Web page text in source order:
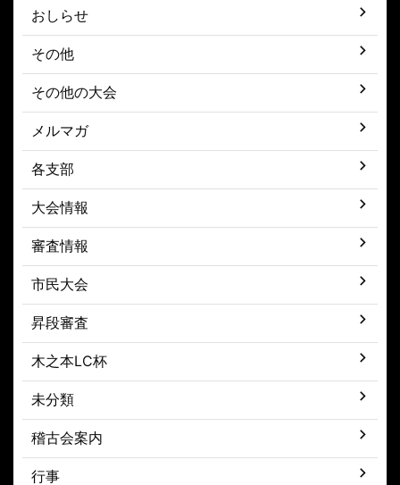
おしらせ
その他
その他の大会
メルマガ
各支部
大会情報
審査情報
市民大会
昇段審査
木之本LC杯
未分類
稽古会案内
行事